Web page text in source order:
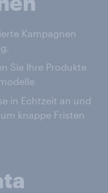
Kampagnen
Sie Ihre Produkte
in Echtzeit an und
knappe Fristen